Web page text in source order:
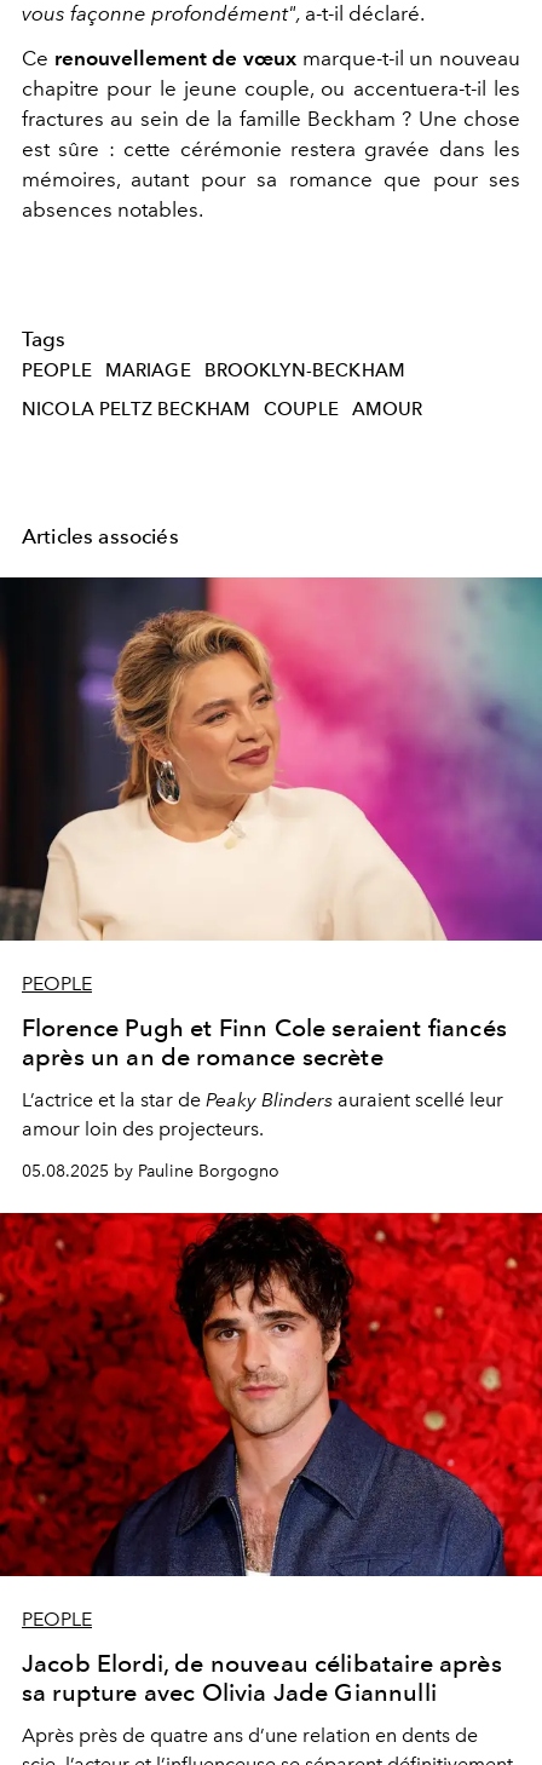
vous façonne profondément", a-t-il déclaré.
Ce renouvellement de vœux marque-t-il un nouveau
chapitre pour le jeune couple, ou accentuera-t-il les
fractures au sein de la famille Beckham ? Une chose
est sûre : cette cérémonie restera gravée dans les
mémoires, autant pour sa romance que pour ses
absences notables.
Tags
PEOPLE MARIAGE
BROOKLYN-BECKHAM
NICOLA PELTZ BECKHAM
COUPLE AMOUR
Articles associés
PEOPLE
Florence Pugh et Finn Cole seraient fiancés
après un an de romance secrète
L’actrice et la star de Peaky Blinders auraient scellé leur
amour loin des projecteurs.
05.08.2025 by Pauline Borgogno
PEOPLE
Jacob Elordi, de nouveau célibataire après
sa rupture avec Olivia Jade Giannulli
Après près de quatre ans d’une relation en dents de